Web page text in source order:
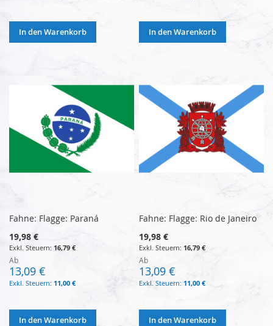
In den Warenkorb In den Warenkorb
Fahne: Flagge: Paraná
19,98 €
16,79 €
Ab
13,09 €
11,00 €
In den Warenkorb
Fahne: Flagge: Rio de Janeiro
19,98 €
16,79 €
Ab
13,09 €
11,00 €
In den Warenkorb